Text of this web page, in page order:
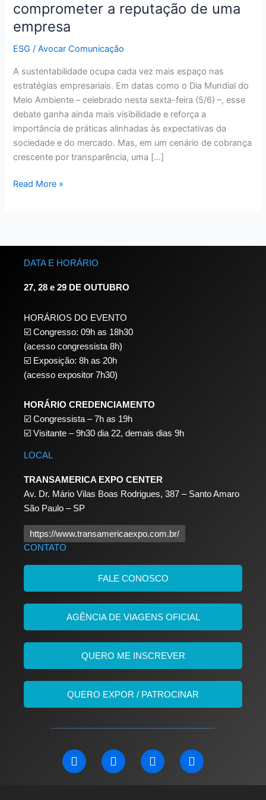
comprometer a reputação de uma
empresa
ESG /Avocar Comunicação
A sustentabilidade ocupa cada vez mais espaço nas
estratégias empresariais. Em datas como o Dia Mundial do
Meio Ambiente – celebrado nesta sexta-feira (5/6) –, esse
debate ganha ainda mais visibilidade e reforça a
importância de práticas alinhadas às expectativas da
sociedade e do mercado. Mas, em um cenário de cobrança
crescente por transparência, uma […]
que
comprometer
a
de
uma
empresa
Read More »
DATA E HORÁRIO
27, 28 e 29 DE OUTUBRO
HORÁRIOS DO EVENTO
☑️ Congresso: 09h as 18h30
(acesso congressista 8h)
☑️ Exposição: 8h as 20h
(acesso expositor 7h30)
HORÁRIO CREDENCIAMENTO
☑️ Congressista – 7h as 19h
☑️ Visitante – 9h30 dia 22, demais dias 9h
LOCAL
TRANSAMERICA EXPO CENTER
Av. Dr. Mário Vilas Boas Rodrigues, 387 – Santo Amaro
São Paulo – SP
https://www.transamericaexpo.com.br/
CONTATO
FALE CONOSCO
AGÊNCIA DE VIAGENS OFICIAL
QUERO ME INSCREVER
QUERO EXPOR / PATROCINAR
L
i
F
a
I
n
Y
o